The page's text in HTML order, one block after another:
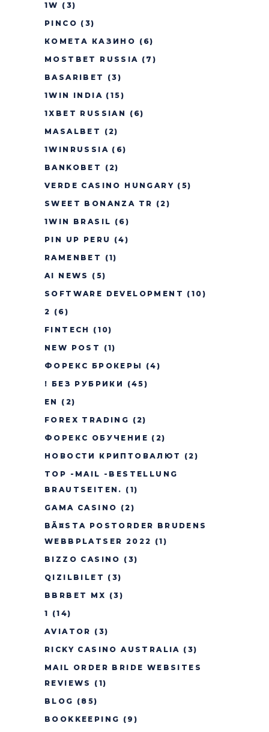
1W (3)
PINCO (3)
КОМЕТА КАЗИНО (6)
MOSTBET RUSSIA (7)
BASARIBET
(3)
1WIN INDIA (15)
1XBET RUSSIAN
(6)
MASALBET
(2)
1WINRUSSIA (6)
BANKOBET
(2)
VERDE CASINO HUNGARY (5)
SWEET BONANZA TR (2)
1WIN BRASIL (6)
PIN UP PERU
(4)
RAMENBET
(1)
AI NEWS
(5)
SOFTWARE DEVELOPMENT (10)
2 (6)
FINTECH
(10)
NEW POST
(1)
ФОРЕКС БРОКЕРЫ
(4)
! БЕЗ РУБРИКИ
(45)
EN
(2)
FOREX TRADING (2)
ФОРЕКС ОБУЧЕНИЕ (2)
НОВОСТИ КРИПТОВАЛЮТ
(2)
TOP -MAIL -BESTELLUNG
BRAUTSEITEN. (1)
GAMA CASINO (2)
BÃ¤STA POSTORDER BRUDENS
WEBBPLATSER 2022 (1)
BIZZO CASINO (3)
QIZILBILET (3)
BBRBET MX (3)
1 (14)
AVIATOR (3)
RICKY CASINO AUSTRALIA (3)
MAIL ORDER BRIDE WEBSITES
REVIEWS
(1)
BLOG (85)
BOOKKEEPING (9)